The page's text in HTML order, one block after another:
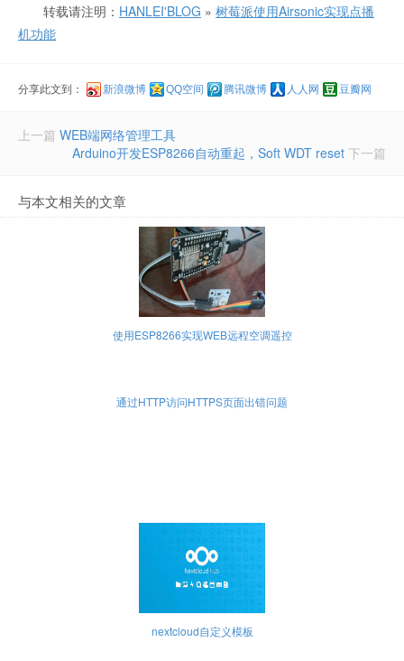
转载请注明： HANLEI'BLOG » 树莓派使用Airsonic实现点播
机功能
分享此文到： 新浪微博 QQ空间 腾讯微博 人人网 豆瓣网
上一篇 WEB端网络管理工具
Arduino开发ESP8266自动重起，Soft WDT reset 下一篇
与本文相关的文章
使用ESP8266实现WEB远程空调遥控
通过HTTP访问HTTPS页面出错问题
nextcloud自定义模板